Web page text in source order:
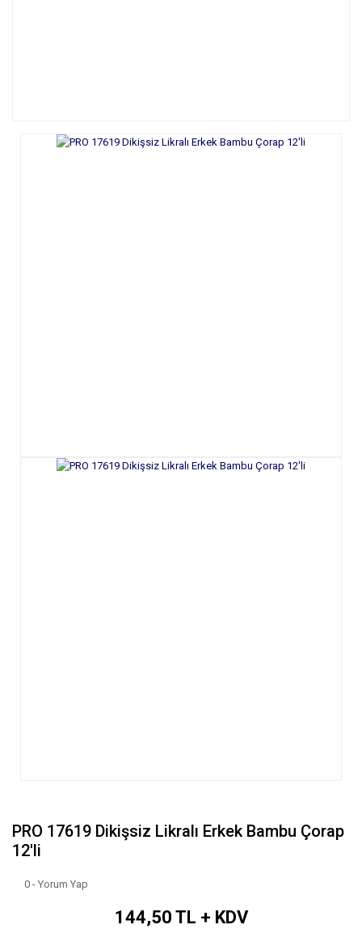
PRO 17619 Dikişsiz Likralı Erkek Bambu Çorap
12'li
0 - Yorum Yap
144,50 TL + KDV